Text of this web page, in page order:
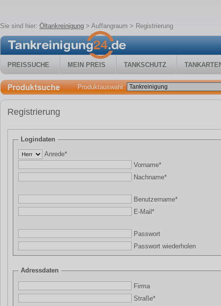
Sie sind hier: Öltankreinigung > Auffangraum > Registrierung
PREISSUCHE MEIN PREIS TANKSCHUTZ
Produktauswahl:
Registrierung
Logindaten
Anrede*
Vorname*
Nachname*
Benutzername*
E-Mail*
Passwort
Passwort wiederholen
Adressdaten
Firma
Straße*